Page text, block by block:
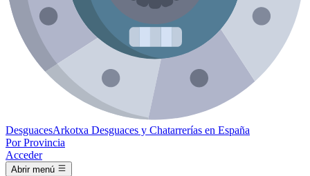
DesguacesArkotxa Desguaces y Chatarrerías en España
Por Provincia
Acceder
Abrir menú